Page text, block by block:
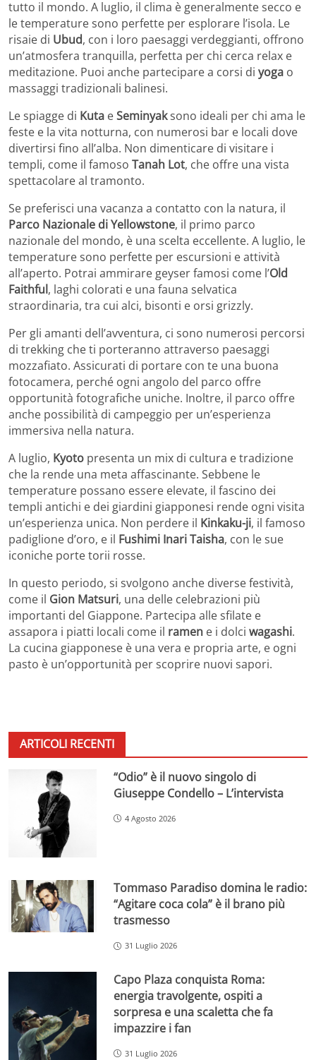
tutto il mondo. A luglio, il clima è generalmente secco e
le temperature sono perfette per esplorare l’isola. Le
risaie di Ubud, con i loro paesaggi verdeggianti, offrono
un’atmosfera tranquilla, perfetta per chi cerca relax e
meditazione. Puoi anche partecipare a corsi di yoga o
massaggi tradizionali balinesi.
Le spiagge di Kuta eSeminyaksono ideali per chi ama le
feste e la vita notturna, con numerosi bar e locali dove
divertirsi fino all’alba. Non dimenticare di visitare i
templi, come il famoso Tanah Lot, che offre una vista
spettacolare al tramonto.
Se preferisci una vacanza a contatto con la natura, il
Parco Nazionale di Yellowstone, il primo parco
nazionale del mondo, è una scelta eccellente. A luglio, le
temperature sono perfette per escursioni e attività
all’aperto. Potrai ammirare geyser famosi come l’Old
Faithful, laghi colorati e una fauna selvatica
straordinaria, tra cui alci, bisonti e orsi grizzly.
Per gli amanti dell’avventura, ci sono numerosi percorsi
di trekking che ti porteranno attraverso paesaggi
mozzafiato. Assicurati di portare con te una buona
fotocamera, perché ogni angolo del parco offre
opportunità fotografiche uniche. Inoltre, il parco offre
anche possibilità di campeggio per un’esperienza
immersiva nella natura.
A luglio, Kyoto presenta un mix di cultura e tradizione
che la rende una meta affascinante. Sebbene le
temperature possano essere elevate, il fascino dei
templi antichi e dei giardini giapponesi rende ogni visita
un’esperienza unica. Non perdere il Kinkaku-ji, il famoso
padiglione d’oro, e il Fushimi Inari Taisha, con le sue
iconiche porte torii rosse.
In questo periodo, si svolgono anche diverse festività,
come il Gion Matsuri, una delle celebrazioni più
importanti del Giappone. Partecipa alle sfilate e
assapora i piatti locali come il ramen e i dolci wagashi.
La cucina giapponese è una vera e propria arte, e ogni
pasto è un’opportunità per scoprire nuovi sapori.
ARTICOLI RECENTI
“Odio” è il nuovo singolo di
Giuseppe Condello – L’intervista
4 Agosto 2026
Tommaso Paradiso domina le radio:
“Agitare coca cola” è il brano più
trasmesso
31 Luglio 2026
Capo Plaza conquista Roma:
energia travolgente, ospiti a
sorpresa e una scaletta che fa
impazzire i fan
31 Luglio 2026